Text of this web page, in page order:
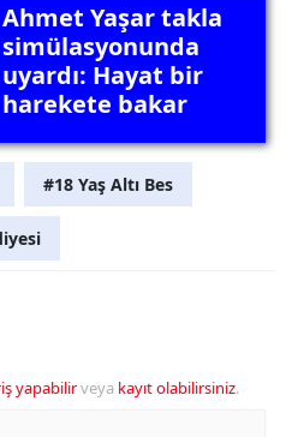
Ahmet Yaşar takla
simülasyonunda
uyardı: Hayat bir
harekete bakar
#18 Yaş Altı Bes
yapabilirveya kayıt olabilirsiniz.